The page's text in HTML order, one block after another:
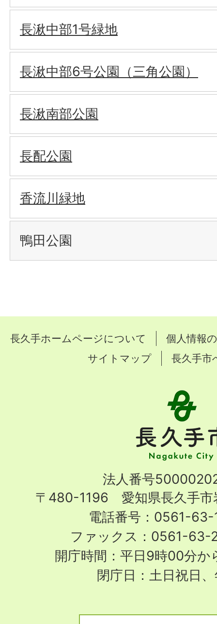
長湫中部1号緑地
長湫中部6号公園（三角公園）
長湫南部公園
長配公園
香流川緑地
鴨田公園
長久手ホームページについて
個人情報
サイトマップ
長久手市
手
市
City
法人番号
〒480-1196 愛知県長久手市
電話番号：0561-63-
ファックス：0561-63-
開庁時間：平日9時00分か
閉庁日：土日祝日